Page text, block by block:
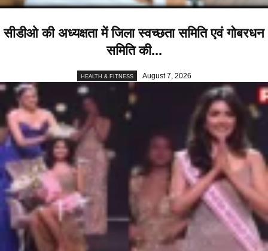
सीडीओ की अध्यक्षता में जिला स्वच्छता समिति एवं गोबरधन
समिति की...
HEALTH & FITNESS August 7, 2026